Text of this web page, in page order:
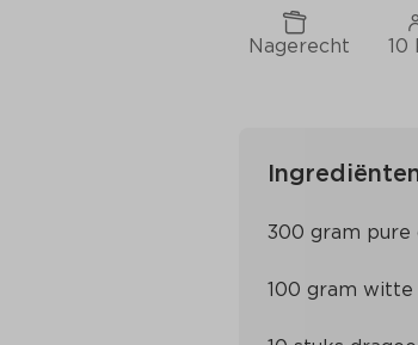
Nagerecht 10